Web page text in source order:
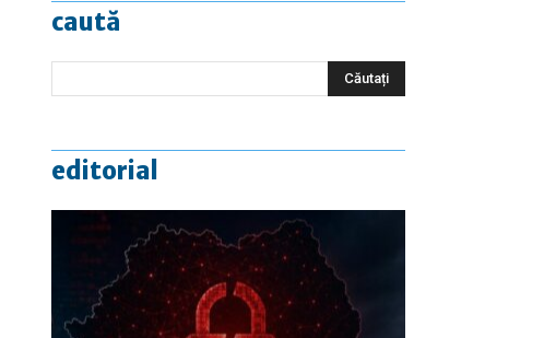
caută
editorial